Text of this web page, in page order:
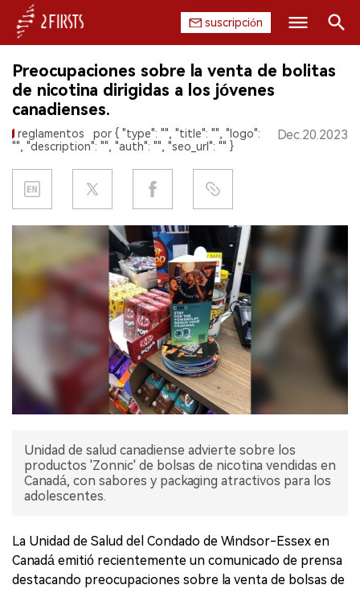
suscripción
INICIO
EMPRESA
REGULACIÓN
CHINA
DATOS
EXPOSICIÓN
Buscar
Preocupaciones sobre la venta de bolitas
de nicotina dirigidas a los jóvenes
canadienses.
reglamentos
por { "type": "", "title": "", "logo":
"", "description": "", "auth": "", "seo_url": "" }
Dec.20.2023
Unidad de salud canadiense advierte sobre los
productos 'Zonnic' de bolsas de nicotina vendidas en
Canadá, con sabores y packaging atractivos para los
adolescentes.
La Unidad de Salud del Condado de Windsor-Essex en
Canadá emitió recientemente un comunicado de prensa
destacando preocupaciones sobre la venta de bolsas de